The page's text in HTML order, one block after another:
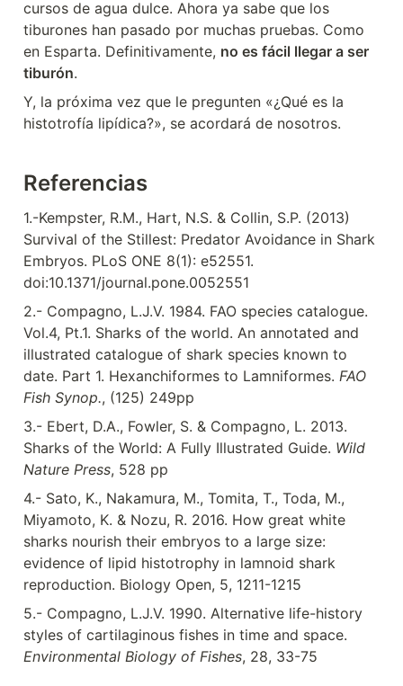
cursos de agua dulce. Ahora ya sabe que los
tiburones han pasado por muchas pruebas. Como
en Esparta. Definitivamente, no es fácil llegar a ser
tiburón.
Y, la próxima vez que le pregunten «¿Qué es la
histotrofía lipídica?», se acordará de nosotros.
Referencias
1.-Kempster, R.M., Hart, N.S. & Collin, S.P. (2013)
Survival of the Stillest: Predator Avoidance in Shark
Embryos. PLoS ONE 8(1): e52551.
doi:10.1371/journal.pone.0052551
2.- Compagno, L.J.V. 1984. FAO species catalogue.
Vol.4, Pt.1. Sharks of the world. An annotated and
illustrated catalogue of shark species known to
date. Part 1. Hexanchiformes to Lamniformes. FAO
Fish Synop., (125) 249pp
3.- Ebert, D.A., Fowler, S. & Compagno, L. 2013.
Sharks of the World: A Fully Illustrated Guide. Wild
Nature Press, 528 pp
4.- Sato, K., Nakamura, M., Tomita, T., Toda, M.,
Miyamoto, K. & Nozu, R. 2016. How great white
sharks nourish their embryos to a large size:
evidence of lipid histotrophy in lamnoid shark
reproduction. Biology Open, 5, 1211-1215
5.- Compagno, L.J.V. 1990. Alternative life-history
Environmental Biology of Fishes, 28, 33-75